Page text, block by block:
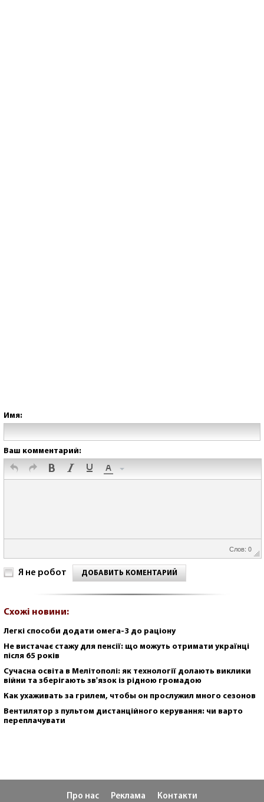
Имя:
Ваш комментарий:
Слов: 0
Я не робот ДОБАВИТЬ КОМЕНТАРИЙ
Схожі новини:
Легкі способи додати омега-3 до раціону
Не вистачає стажу для пенсії: що можуть отримати українці
після 65 років
Сучасна освіта в Мелітополі: як технології долають виклики
війни та зберігають зв'язок із рідною громадою
Как ухаживать за грилем, чтобы он прослужил много сезонов
Вентилятор з пультом дистанційного керування: чи варто
переплачувати
Про нас Реклама Контакти